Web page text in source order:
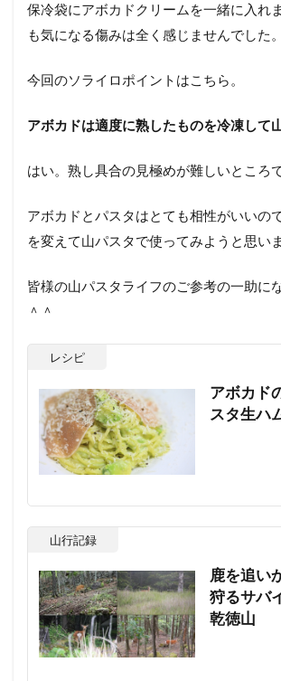
保冷袋にアボカドクリームを一緒に入れ
も気になる傷みは全く感じませんでした。
今回のソライロポイントはこちら。
アボカドは適度に熟したものを冷凍して
はい。熟し具合の見極めが難しいところ
アボカドとパスタはとても相性がいいの
を変えて山パスタで使ってみようと思い
皆様の山パスタライフのご参考の一助に
＾＾
レシピ
アボカド
スタ生ハ
山行記録
鹿を追い
狩るサバ
乾徳山